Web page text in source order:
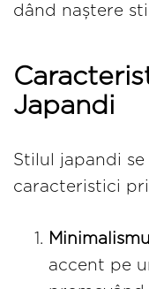
dând naștere
Japandi
Stilul japandi
caracteristici
accent pe